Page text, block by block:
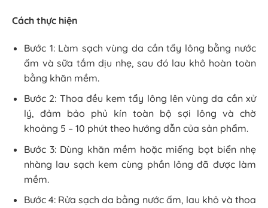
Cách thực hiện
Bước 1: Làm sạch vùng da cần tẩy lông bằng nước
ấm và sữa tắm dịu nhẹ, sau đó lau khô hoàn toàn
bằng khăn mềm.
Bước 2: Thoa đều kem tẩy lông lên vùng da cần xử
lý, đảm bảo phủ kín toàn bộ sợi lông và chờ
khoảng 5 – 10 phút theo hướng dẫn của sản phẩm.
Bước 3: Dùng khăn mềm hoặc miếng bọt biển nhẹ
nhàng lau sạch kem cùng phần lông đã được làm
mềm.
Bước 4: Rửa sạch da bằng nước ấm, lau khô và thoa